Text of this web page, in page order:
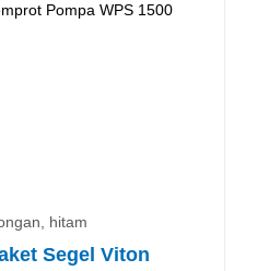
hitam
Segel Viton